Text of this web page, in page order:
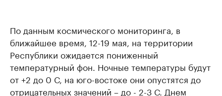
По данным космического мониторинга, в
ближайшее время, 12-19 мая, на территории
Республики ожидается пониженный
температурный фон. Ночные температуры будут
от +2 до 0 С, на юго-востоке они опустятся до
отрицательных значений – до - 2-3 С. Днем